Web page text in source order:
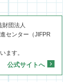
財団法人
センター（JIFPR
ます。
公式サイトへ